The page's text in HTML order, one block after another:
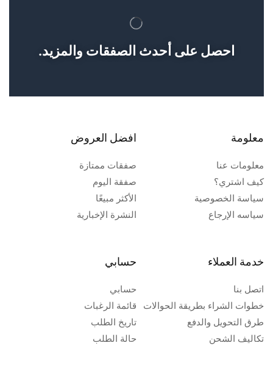
احصل على أحدث الصفقات والمزيد.
معلومة
معلومات عنا
كيف اشتري؟
سياسة الخصوصية
سياسه الإرجاع
افضل العروض
صفقات ممتازة
صفقة اليوم
الأكثر مبيعًا
النشرة الإخبارية
خدمة العملاء
اتصل بنا
خطوات الشراء بطريقة الحوالات
طرق التحويل والدفع
تكاليف الشحن
حسابي
حسابي
قائمة الرغبات
تاريخ الطلب
حالة الطلب